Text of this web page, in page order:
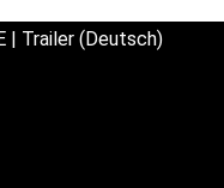
| Trailer (Deutsch)